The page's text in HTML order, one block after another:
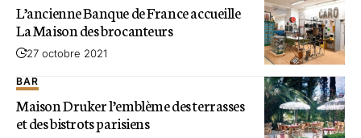
L’ancienne Banque de France accueille
La Maison des brocanteurs
27 octobre 2021
BAR
Maison Druker l’emblème des terrasses
et des bistrots parisiens